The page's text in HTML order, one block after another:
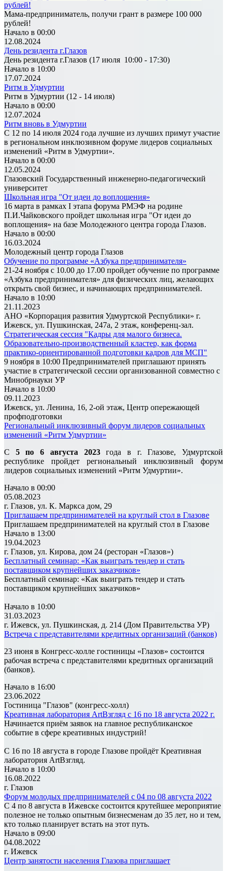
рублей!
Мама-предприниматель, получи грант в размере 100 000
рублей!
Начало в 00:00
12.08.2024
День резидента г.Глазов
День резидента г.Глазов (17 июля 10:00 - 17:30)
Начало в 10:00
17.07.2024
Ритм в Удмуртии
Ритм в Удмуртии (12 - 14 июля)
Начало в 00:00
12.07.2024
Ритм вновь в Удмуртии
С 12 по 14 июля 2024 года лучшие из лучших примут участие
в региональном инклюзивном форуме лидеров социальных
изменений «Ритм в Удмуртии».
Начало в 00:00
12.05.2024
Глазовский Государственный инженерно-педагогический
университет
Школьная игра "От идеи до воплощения»
16 марта в рамках I этапа форума РМЭФ на родине
П.И.Чайковского пройдет школьная игра "От идеи до
воплощения» на базе Молодежного центра города Глазов.
Начало в 00:00
16.03.2024
Молодежный центр города Глазов
Обучение по программе «Азбука предпринимателя»
21-24 ноября с 10.00 до 17.00 пройдет обучение по программе
«Азбука предпринимателя» для физических лиц, желающих
открыть свой бизнес, и начинающих предпринимателей.
Начало в 10:00
21.11.2023
АНО «Корпорация развития Удмуртской Республики» г.
Ижевск, ул. Пушкинская, 247а, 2 этаж, конференц-зал.
Стратегическая сессия "Кадры для малого бизнеса.
Образовательно-производственный кластер, как форма
практико-ориентированной подготовки кадров для МСП"
9 ноября в 10:00 Предпринимателей приглашают принять
участие в стратегической сессии организованной совместно с
Минобрнауки УР
Начало в 10:00
09.11.2023
Ижевск, ул. Ленина, 16, 2-ой этаж, Центр опережающей
профподготовки
Региональный инклюзивный форум лидеров социальных
изменений «Ритм Удмуртии»
С 5 по 6 августа 2023года в г. Глазове, Удмуртской
республике пройдет региональный инклюзивный форум
лидеров социальных изменений «Ритм Удмуртии».
Начало в 00:00
05.08.2023
г. Глазов, ул. К. Маркса дом, 29
Приглашаем предпринимателей на круглый стол в Глазове
Приглашаем предпринимателей на круглый стол в Глазове
Начало в 13:00
19.04.2023
г. Глазов, ул. Кирова, дом 24 (ресторан «Глазов»)
Бесплатный семинар: «Как выиграть тендер и стать
поставщиком крупнейших заказчиков»
Бесплатный семинар: «Как выиграть тендер и стать
поставщиком крупнейших заказчиков»
Начало в 10:00
31.03.2023
г. Ижевск, ул. Пушкинская, д. 214 (Дом Правительства УР)
Встреча с представителями кредитных организаций (банков)
23 июня в Конгресс-холле гостиницы «Глазов» состоится
рабочая встреча с представителями кредитных организаций
(банков).
Начало в 16:00
23.06.2022
Гостиница "Глазов" (конгресс-холл)
Креативная лаборатория ArtВзгляд с 16 по 18 августа 2022 г.
Начинается приём заявок на главное республиканское
событие в сфере креативных индустрий!
С 16 по 18 августа в городе Глазове пройдёт Креативная
лаборатория ArtВзгляд.
Начало в 10:00
16.08.2022
г. Глазов
Форум молодых предпринимателей с 04 по 08 августа 2022
С 4 по 8 августа в Ижевске состоится крутейшее мероприятие
полезное не только опытным бизнесменам до 35 лет, но и тем,
кто только планирует встать на этот путь.
Начало в 09:00
04.08.2022
г. Ижевск
Центр занятости населения Глазова приглашает